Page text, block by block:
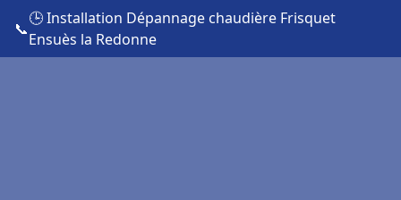
📞
🕒 Installation Dépannage chaudière Frisquet
Ensuès la Redonne